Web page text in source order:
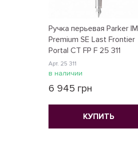
Ручка перьевая Parker IM
Premium SE Last Frontier
Portal CT FP F 25 311
Арт. 25 311
в наличии
6 945 грн
КУПИТЬ